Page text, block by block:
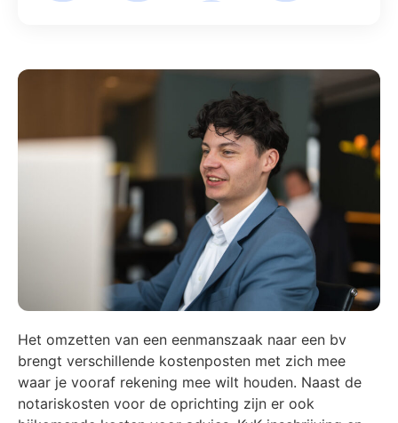
Het omzetten van een eenmanszaak naar een bv
brengt verschillende kostenposten met zich mee
waar je vooraf rekening mee wilt houden. Naast de
notariskosten voor de oprichting zijn er ook